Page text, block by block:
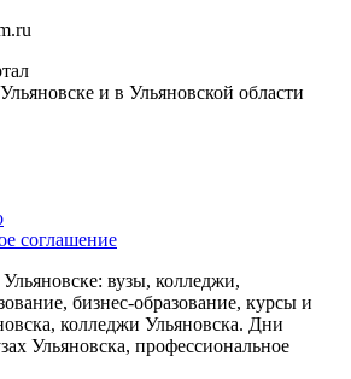
и в Ульяновской области
соглашение
вузы, колледжи,
бизнес-образование, курсы и
колледжи Ульяновска. Дни
Ульяновска, профессиональное